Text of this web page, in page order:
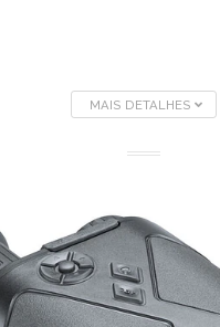
MAIS DETALHES